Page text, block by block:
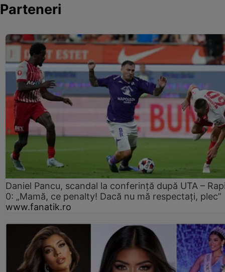
Parteneri
Daniel Pancu, scandal la conferință după UTA –
0: „Mamă, ce penalty! Dacă nu mă respectați, plec”
www.fanatik.ro